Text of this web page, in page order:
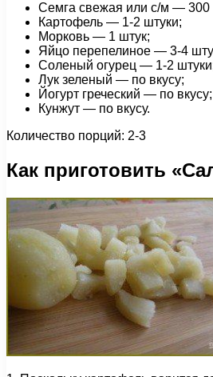
Семга свежая или с/м — 300
Картофель — 1-2 штуки;
Морковь — 1 штук;
Яйцо перепелиное — 3-4
Соленый огурец — 1-2
Лук зеленый — по вкусу;
Йогурт греческий — по вкусу;
Кунжут — по вкусу.
Количество порций: 2-3
Как приготовить